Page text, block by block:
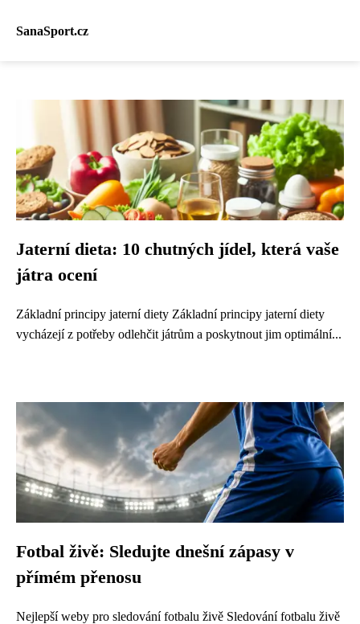
SanaSport.cz
Jaterní dieta: 10 chutných jídel, která vaše
játra ocení
Základní principy jaterní diety Základní principy jaterní diety
vycházejí z potřeby odlehčit játrům a poskytnout jim optimální...
Fotbal živě: Sledujte dnešní zápasy v
přímém přenosu
Nejlepší weby pro sledování fotbalu živě Sledování fotbalu živě